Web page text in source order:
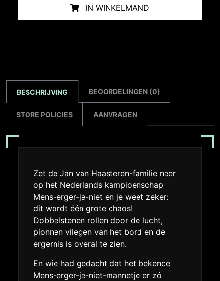
IN WINKELMAND
BESCHRIJVING BEOORDELINGEN (0)
STORE POLICIES AANVRAGEN
Zet de Jan van Haasteren-familie neer
op het Nederlands kampioenschap
Mens-erger-je-niet en je weet zeker:
dit wordt één grote chaos!
Dobbelstenen rollen door de lucht,
pionnen vliegen van het bord en de
ergernis is overal te zien.
En wie had gedacht dat het bekende
Mens-erger-je-niet-mannetje er zó